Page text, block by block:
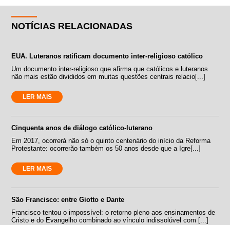
NOTÍCIAS RELACIONADAS
EUA. Luteranos ratificam documento inter-religioso católico
Um documento inter-religioso que afirma que católicos e luteranos
não mais estão divididos em muitas questões centrais relacio[...]
LER MAIS
Cinquenta anos de diálogo católico-luterano
Em 2017, ocorrerá não só o quinto centenário do início da Reforma
Protestante: ocorrerão também os 50 anos desde que a Igre[...]
LER MAIS
São Francisco: entre Giotto e Dante
Francisco tentou o impossível: o retorno pleno aos ensinamentos de
Cristo e do Evangelho combinado ao vínculo indissolúvel com [...]